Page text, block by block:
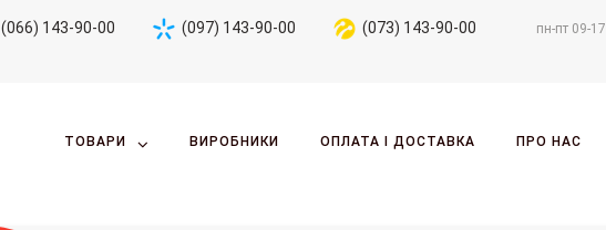
пн-пт 09-17
(066) 143-90-00 (097) 143-90-00 (073) 143-90-00
ТОВАРИ ВИРОБНИКИ ОПЛАТА І ДОСТАВКА ПРО НАС